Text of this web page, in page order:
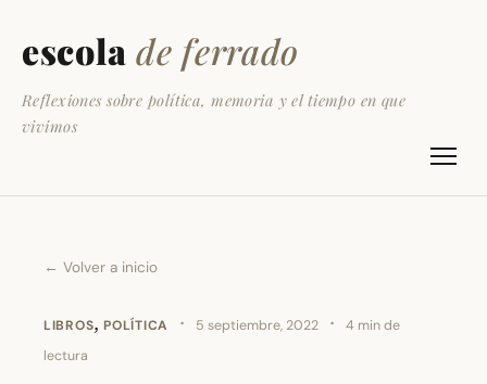
escola de ferrado
Reflexiones sobre política, memoria y el tiempo en que
vivimos
← Volver a inicio
LIBROS,POLÍTICA · 5 septiembre, 2022 ·
4 min de
lectura